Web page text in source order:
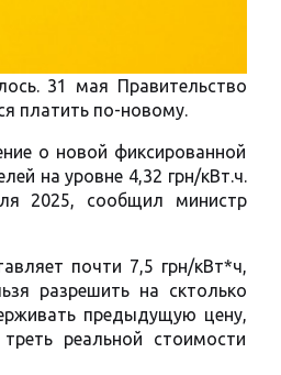
31 мая Правительство
платить по-новому.
о новой фиксированной
на уровне 4,32 грн/кВт.ч.
2025, сообщил министр
почти 7,5 грн/кВт*ч,
разрешить на сктолько
предыдущую цену,
реальной стоимости